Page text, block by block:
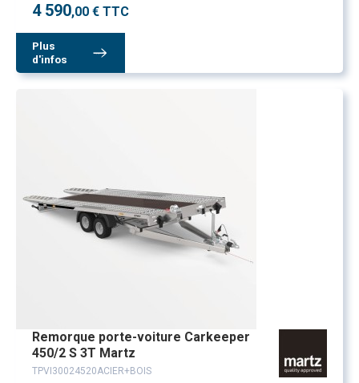
4 590,00 € TTC
Plus
d'infos
Remorque porte-voiture Carkeeper
450/2 S 3T Martz
TPVI30024520ACIER+BOIS